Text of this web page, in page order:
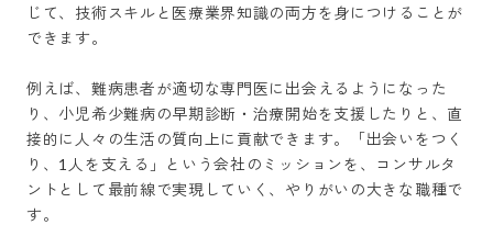
じて、技術スキルと医療業界知識の両方を身につけることが
できます。
例えば、難病患者が適切な専門医に出会えるようになった
り、小児希少難病の早期診断・治療開始を支援したりと、直
接的に人々の生活の質向上に貢献できます。「出会いをつく
り、1人を支える」という会社のミッションを、コンサルタ
ントとして最前線で実現していく、やりがいの大きな職種で
す。